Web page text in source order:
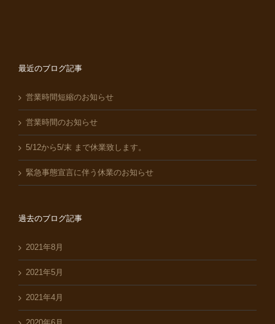
最近のブログ記事
営業時間短縮のお知らせ
営業時間のお知らせ
5/12から5/末 まで休業致します。
緊急事態宣言に伴う休業のお知らせ
過去のブログ記事
2021年8月
2021年5月
2021年4月